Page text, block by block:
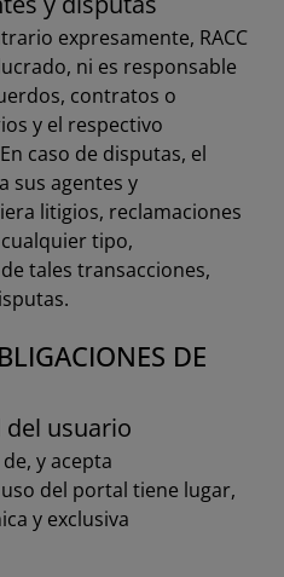
expresamente, RACC
ni es responsable
contratos o
y el respectivo
caso de disputas, el
sus agentes y
litigios, reclamaciones
tipo,
tales transacciones,
DE
del usuario
y acepta
del portal tiene lugar,
y exclusiva